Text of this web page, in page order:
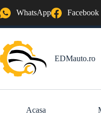
la
WhatsApp Facebook
EDMauto.ro
Acasa